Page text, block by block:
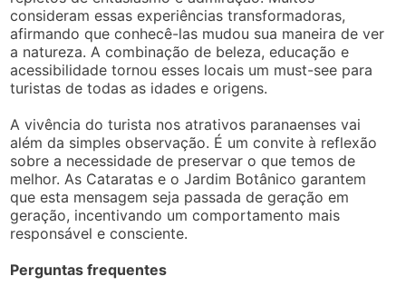
consideram essas experiências transformadoras,
afirmando que conhecê-las mudou sua maneira de ver
a natureza. A combinação de beleza, educação e
acessibilidade tornou esses locais um must-see para
turistas de todas as idades e origens.
A vivência do turista nos atrativos paranaenses vai
além da simples observação. É um convite à reflexão
sobre a necessidade de preservar o que temos de
melhor. As Cataratas e o Jardim Botânico garantem
que esta mensagem seja passada de geração em
geração, incentivando um comportamento mais
responsável e consciente.
Perguntas frequentes